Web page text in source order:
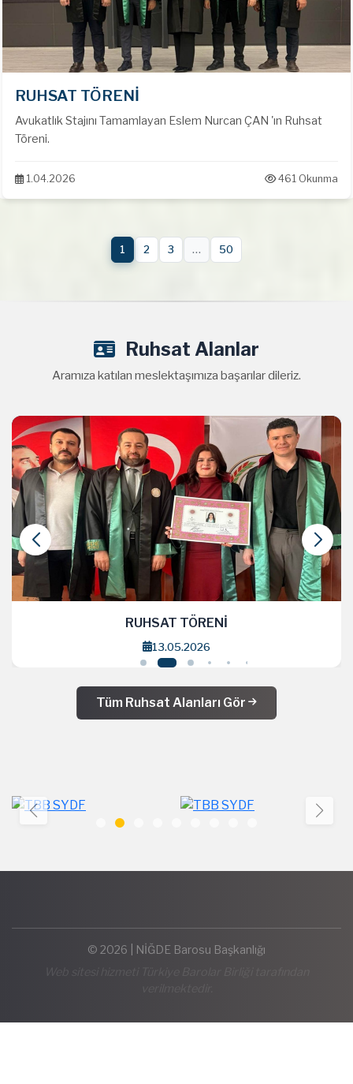
RUHSAT TÖRENİ
Avukatlık Stajını Tamamlayan Eslem Nurcan ÇAN 'ın Ruhsat
Töreni.
1.04.2026 461 Okunma
1 2 3 … 50
Ruhsat Alanlar
Aramıza katılan meslektaşımıza başarılar dileriz.
RUHSAT TÖRENİ
1.04.2026
Tüm Ruhsat Alanları Gör
© 2026 | NİĞDE Barosu Başkanlığı